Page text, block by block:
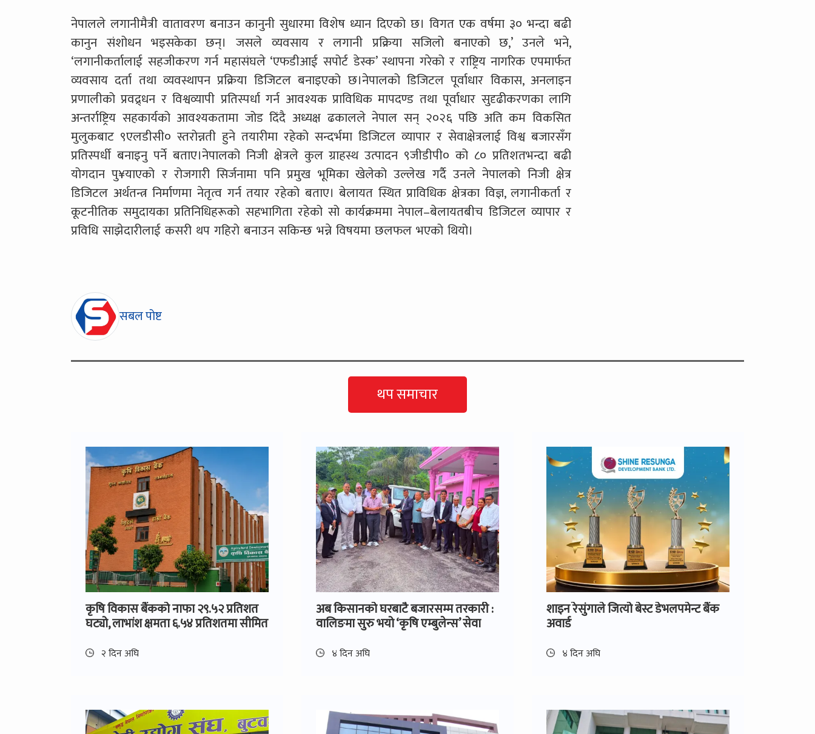
नेपालले लगानीमैत्री वातावरण बनाउन कानुनी सुधारमा विशेष ध्यान दिएको छ। विगत एक वर्षमा ३० भन्दा बढी
कानुन संशोधन भइसकेका छन्। जसले व्यवसाय र लगानी प्रक्रिया सजिलो बनाएको छ,’ उनले भने,
‘लगानीकर्तालाई सहजीकरण गर्न महासंघले ‘एफडीआई सपोर्ट डेस्क’ स्थापना गरेको र राष्ट्रिय नागरिक एपमार्फत
व्यवसाय दर्ता तथा व्यवस्थापन प्रक्रिया डिजिटल बनाइएको छ।नेपालको डिजिटल पूर्वाधार विकास, अनलाइन
प्रणालीको प्रवद्र्धन र विश्वव्यापी प्रतिस्पर्धा गर्न आवश्यक प्राविधिक मापदण्ड तथा पूर्वाधार सुदृढीकरणका लागि
अन्तर्राष्ट्रिय सहकार्यको आवश्यकतामा जोड दिंदै अध्यक्ष ढकालले नेपाल सन् २०२६ पछि अति कम विकसित
मुलुकबाट ९एलडीसी० स्तरोन्नती हुने तयारीमा रहेको सन्दर्भमा डिजिटल व्यापार र सेवाक्षेत्रलाई विश्व बजारसँग
प्रतिस्पर्धी बनाइनु पर्ने बताए।नेपालको निजी क्षेत्रले कुल ग्राहस्थ उत्पादन ९जीडीपी० को ८० प्रतिशतभन्दा बढी
योगदान पु¥याएको र रोजगारी सिर्जनामा पनि प्रमुख भूमिका खेलेको उल्लेख गर्दै उनले नेपालको निजी क्षेत्र
डिजिटल अर्थतन्त्र निर्माणमा नेतृत्व गर्न तयार रहेको बताए। बेलायत स्थित प्राविधिक क्षेत्रका विज्ञ, लगानीकर्ता र
कूटनीतिक समुदायका प्रतिनिधिहरूको सहभागिता रहेको सो कार्यक्रममा नेपाल–बेलायतबीच डिजिटल व्यापार र
प्रविधि साझेदारीलाई कसरी थप गहिरो बनाउन सकिन्छ भन्ने विषयमा छलफल भएको थियो।
सबल पोष्ट
थप समाचार
कृषि विकास बैंकको नाफा २९.५२ प्रतिशत
घट्यो, लाभांश क्षमता ६.५४ प्रतिशतमा सीमित
२ दिन अघि
अब किसानको घरबाटै बजारसम्म तरकारी :
वालिङमा सुरु भयो ‘कृषि एम्बुलेन्स’ सेवा
४ दिन अघि
शाइन रेसुंगाले जित्यो बेस्ट डेभलपमेन्ट बैंक
अवार्ड
४ दिन अघि